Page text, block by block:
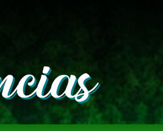
con la sensibilidad al ataque de